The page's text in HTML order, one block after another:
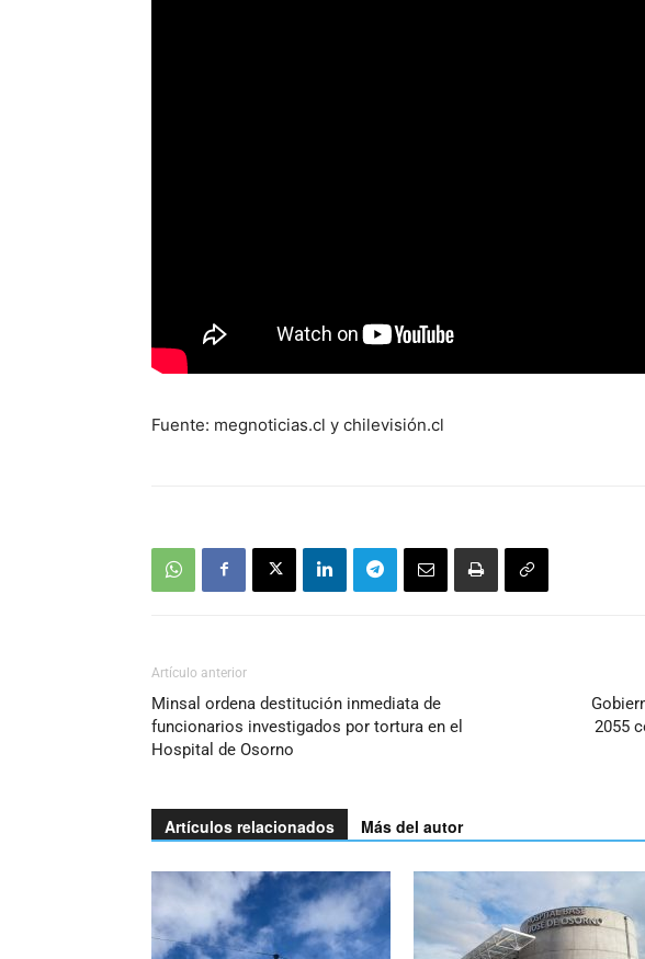
Fuente: megnoticias.cl y chilevisión.cl
Artículo anterior
Minsal ordena destitución inmediata de
funcionarios investigados por tortura en el
Hospital de Osorno
2055
Artículos relacionados Más del autor